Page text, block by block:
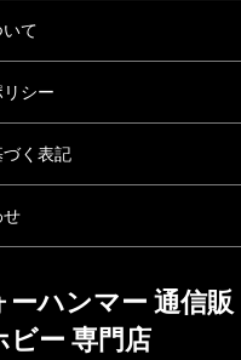
て
シー
く表記
せ
ハンマー 通信販
ー 専門店